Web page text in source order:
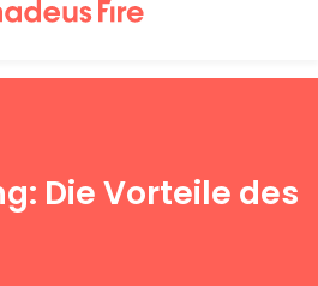
Die Vorteile des